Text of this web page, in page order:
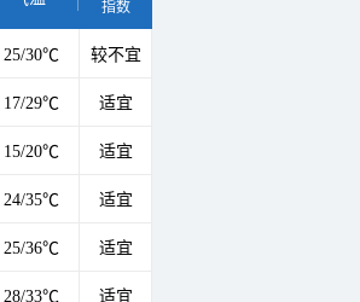
指数
25/30℃ 较不宜
17/29℃ 适宜
15/20℃ 适宜
24/35℃ 适宜
25/36℃ 适宜
28/33℃ 适宜